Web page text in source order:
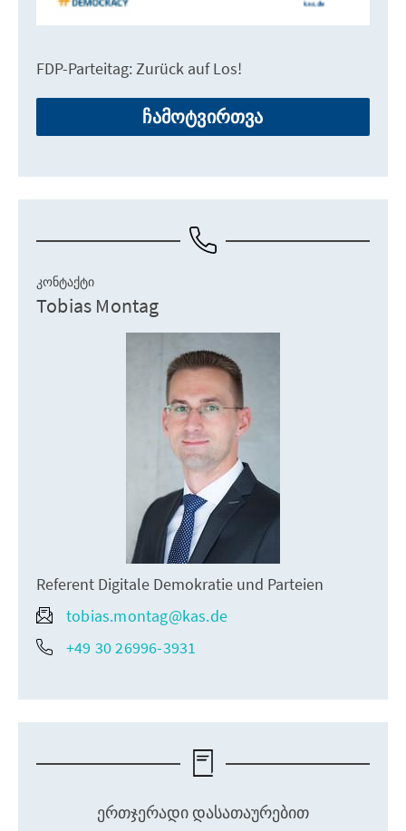
FDP-Parteitag: Zurück auf Los!
ჩამოტვირთვა
ᲙᲝᲜᲢᲐᲥᲢᲘ
Tobias Montag
Referent Digitale Demokratie und Parteien
tobias.montag@kas.de
+49 30 26996-3931
ᲔᲠᲗᲯᲔᲠᲐᲓᲘ ᲓᲐᲡᲐᲗᲐᲣᲠᲔᲑᲘᲗ